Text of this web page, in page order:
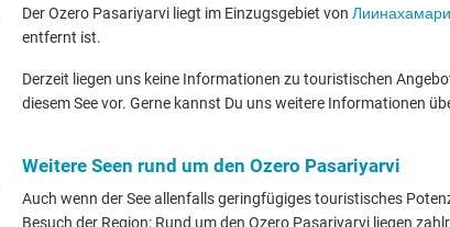
Der Ozero Pasariyarvi liegt im Einzugsgebiet von Лиинахамари
entfernt ist.
Derzeit liegen uns keine Informationen zu touristischen
diesem See vor. Gerne kannst Du uns weitere Informationen
Weitere Seen rund um den Ozero Pasariyarvi
Auch wenn der See allenfalls geringfügiges touristisches
Besuch der Region: Rund um den Ozero Pasariyarvi liegen